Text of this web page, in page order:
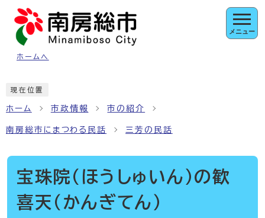
ページの先頭です
ホームへ
メニュー
現在位置
ホーム 市政情報 市の紹介
南房総市にまつわる民話 三芳の民話
宝珠院（ほうしゅいん）の歓
喜天（かんぎてん）